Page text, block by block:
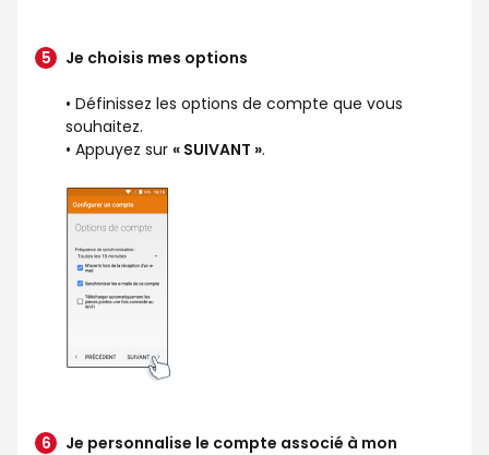
Je choisis mes options
• Définissez les options de compte que vous
souhaitez.
• Appuyez sur « SUIVANT ».
Je personnalise le compte associé à mon